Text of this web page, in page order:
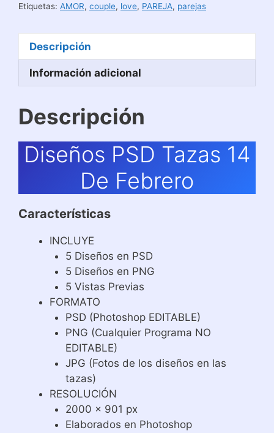
Etiquetas: AMOR, couple, love, PAREJA, parejas
Descripción
Información adicional
Descripción
Diseños PSD Tazas 14
De Febrero
Características
INCLUYE
5 Diseños en PSD
5 Diseños en PNG
5 Vistas Previas
FORMATO
PSD (Photoshop EDITABLE)
PNG (Cualquier Programa NO
EDITABLE)
JPG (Fotos de los diseños en las
tazas)
RESOLUCIÓN
2000 x 901 px
Elaborados en Photoshop